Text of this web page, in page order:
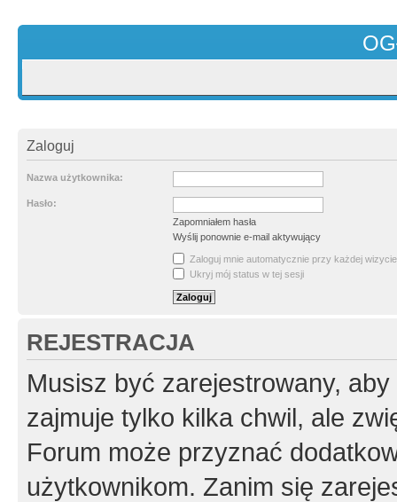
Zaloguj
Nazwa użytkownika:
Hasło:
Zapomniałem hasła
Wyślij ponownie e-mail aktywujący
Zaloguj mnie automatycznie przy każdej wizycie
Ukryj mój status w tej sesji
REJESTRACJA
Musisz być zarejestrowany,
zajmuje tylko kilka chwil, ale
Forum może przyznać
użytkownikom. Zanim się